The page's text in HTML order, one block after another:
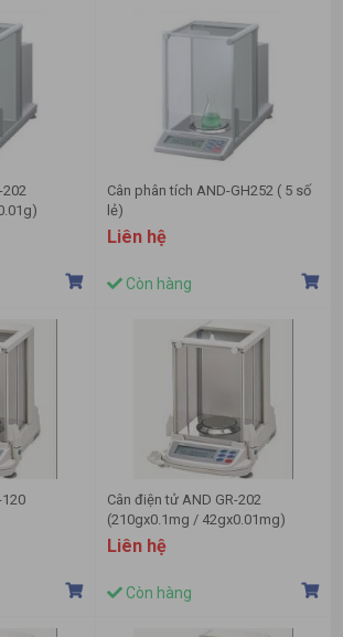
202
Cân phân tích AND-GH252 ( 5 số
lẻ)
Liên hệ
Còn hàng
Cân điện tử AND GR-202
(210gx0.1mg / 42gx0.01mg)
Liên hệ
Còn hàng